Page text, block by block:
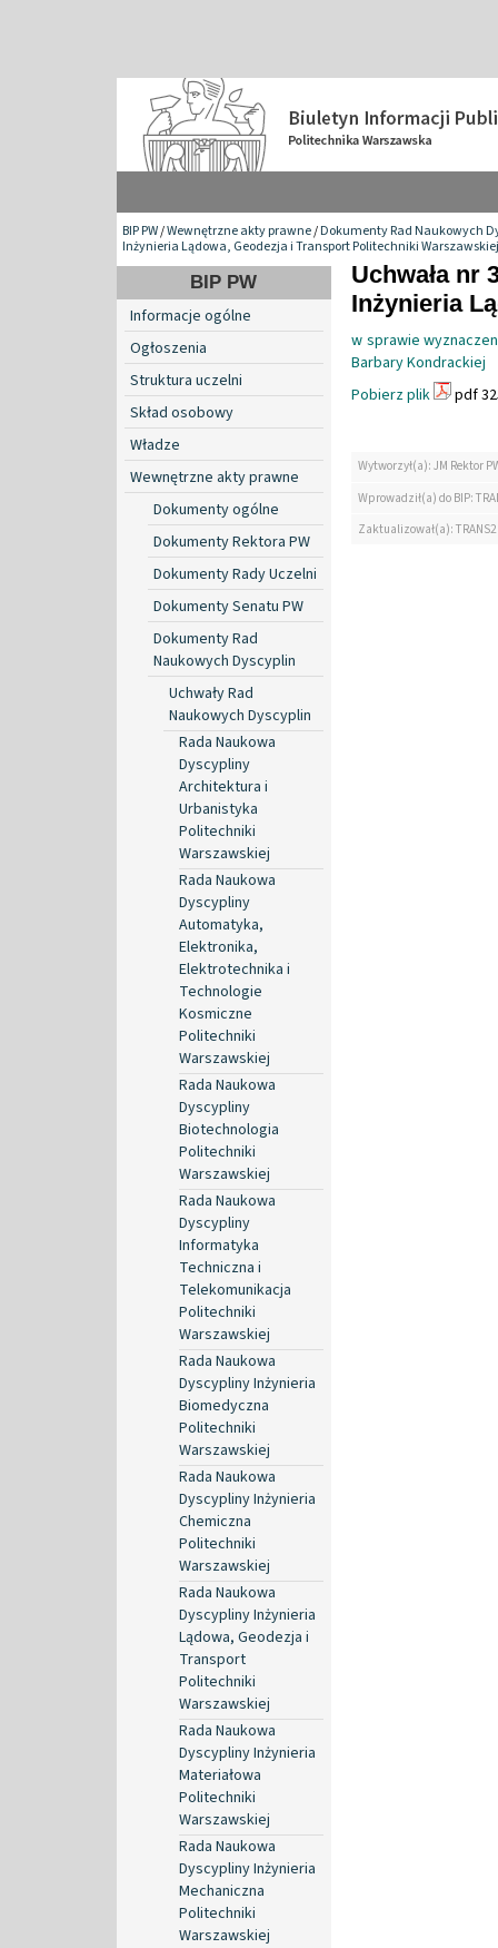
BIP PW/Wewnętrzne akty prawne/Dokumenty Rad Naukowych
Inżynieria Lądowa, Geodezja i Transport Politechniki Warszawskiej
BIP PW
Informacje ogólne
Ogłoszenia
Struktura uczelni
Skład osobowy
Władze
Wewnętrzne akty prawne
Dokumenty ogólne
Dokumenty Rektora PW
Dokumenty Rady Uczelni
Dokumenty Senatu PW
Dokumenty Rad
Naukowych Dyscyplin
Uchwały Rad
Naukowych Dyscyplin
Rada Naukowa
Dyscypliny
Architektura i
Urbanistyka
Politechniki
Warszawskiej
Rada Naukowa
Dyscypliny
Automatyka,
Elektronika,
Elektrotechnika i
Technologie
Kosmiczne
Politechniki
Warszawskiej
Rada Naukowa
Dyscypliny
Biotechnologia
Politechniki
Warszawskiej
Rada Naukowa
Dyscypliny
Informatyka
Techniczna i
Telekomunikacja
Politechniki
Warszawskiej
Rada Naukowa
Dyscypliny Inżynieria
Biomedyczna
Politechniki
Warszawskiej
Rada Naukowa
Dyscypliny Inżynieria
Chemiczna
Politechniki
Warszawskiej
Rada Naukowa
Dyscypliny Inżynieria
Lądowa, Geodezja i
Transport
Politechniki
Warszawskiej
Rada Naukowa
Dyscypliny Inżynieria
Materiałowa
Politechniki
Warszawskiej
Rada Naukowa
Dyscypliny Inżynieria
Mechaniczna
Politechniki
Warszawskiej
Uchwała nr
Inżynieria
w sprawie
Barbary Kondrackiej
Pobierz plik
pdf
Wytworzył(a): JM Rektor
Wprowadził(a) do BIP:
Zaktualizował(a):